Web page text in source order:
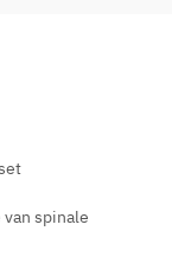
spinale